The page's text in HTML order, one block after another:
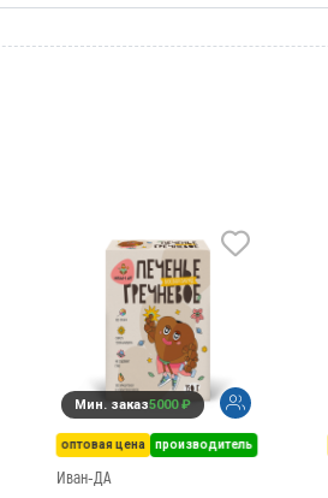
Мин. заказ5000 ₽
оптовая цена производитель
Иван-ДА